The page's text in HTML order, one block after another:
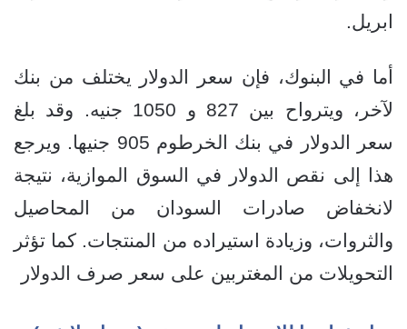
ابريل.
أما في البنوك، فإن سعر الدولار يختلف من بنك
لآخر، ويترواح بين 827 و 1050 جنيه. وقد بلغ
سعر الدولار في بنك الخرطوم 905 جنيها. ويرجع
هذا إلى نقص الدولار في السوق الموازية، نتيجة
لانخفاض صادرات السودان من المحاصيل
والثروات، وزيادة استيراده من المنتجات. كما تؤثر
التحويلات من المغتربين على سعر صرف الدولار